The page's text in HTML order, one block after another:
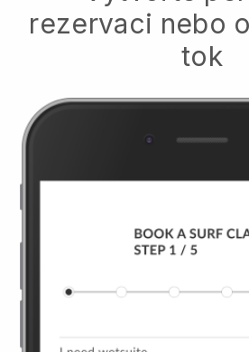
rezervaci nebo
tok